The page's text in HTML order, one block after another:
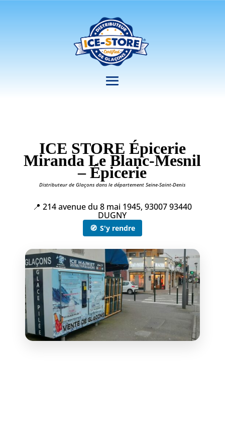
ICE STORE Épicerie
Miranda Le Blanc-Mesnil
– Épicerie
Distributeur de Glaçons dans le département Seine-Saint-Denis
📍 214 avenue du 8 mai 1945, 93007 93440
DUGNY
🧭 S'y rendre